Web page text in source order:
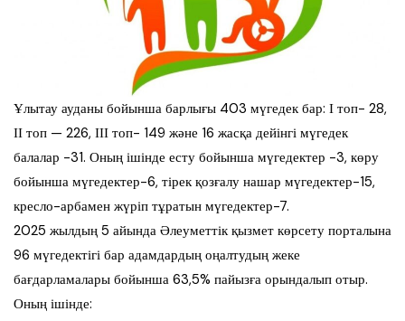
Ұлытау ауданы бойынша барлығы 403 мүгедек бар: І топ- 28,
ІІ топ — 226, ІІІ топ- 149 және 16 жасқа дейінгі мүгедек
балалар -31. Оның ішінде есту бойынша мүгедектер -3, көру
бойынша мүгедектер-6, тірек қозғалу нашар мүгедектер-15,
кресло-арбамен жүріп тұратын мүгедектер-7.
2025 жылдың 5 айында Әлеуметтік қызмет көрсету порталына
96 мүгедектігі бар адамдардың оңалтудың жеке
бағдарламалары бойынша 63,5% пайызға орындалып отыр.
Оның ішінде: